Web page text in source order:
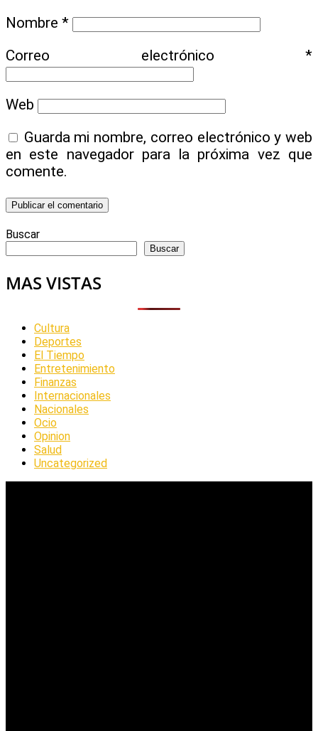
Nombre *
Correo electrónico *
Web
Guarda mi nombre, correo electrónico y web
en este navegador para la próxima vez que
comente.
Buscar
Buscar
MAS VISTAS
Cultura
Deportes
El Tiempo
Entretenimiento
Finanzas
Internacionales
Nacionales
Ocio
Opinion
Salud
Uncategorized